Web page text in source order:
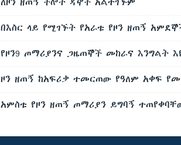
ለዞን ዘጠኝ ችሎት ዳኞች አልተገኙም
በእስር ላይ የሚገኙት የአራቱ የዞን ዘጠኝ
የዞን9 ጦማሪያንና ጋዜጠኞች መከራና እንግልት
ዞን ዘጠኝ ከአፍሪቃ ተመርጠው የዓለም አቀፍ
አምስቱ የዞን ዘጠኝ ጦማሪያን ይግባኝ